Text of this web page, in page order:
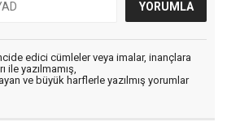
edici cümleler veya imalar, inançlara
ile yazılmamış,
ve büyük harflerle yazılmış yorumlar